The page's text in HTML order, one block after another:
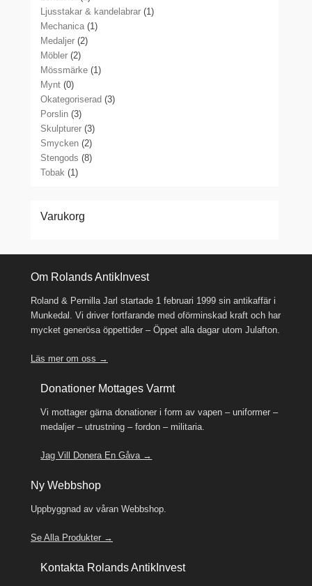
Ljusstakar & kandelabrar (1)
Mechanica (1)
Medaljer (2)
Möbler (2)
Mössmärke (1)
Mynt (0)
Okategoriserad (3)
Porslin (3)
Skulpturer (3)
Smycken (2)
Stengods (8)
Tobak (1)
Varukorg
Om Rolands AntikInvest
Roland & Pernilla Jarl startade 1 februari 1999 sin antikaffär i
Munkedal. Vi driver fortfarande med oförminskad kraft och har
mycket generösa öppettider – Öppet alla dagar utom Julafton.
Läs mer om oss →
Donationer Mottages Varmt
Vi mottager gärna donationer i form av vapen – uniformer –
medaljer – utrustning – fordon – militaria.
Jag Vill Donera En Gåva →
Ny Webbshop
Uppbyggnad av våran Webbshop.
Se Alla Produkter →
Kontakta Rolands AntikInvest